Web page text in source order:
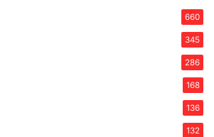
660
345
286
168
136
132